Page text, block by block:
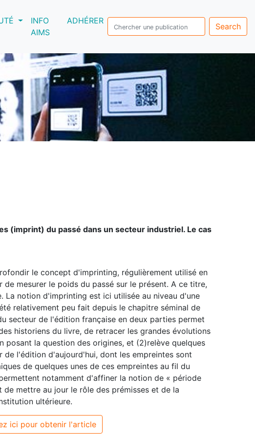
INFO
AIMS
ADHÉRER
Search
(imprint) du passé dans un secteur industriel. Le cas
le concept d'imprinting, régulièrement utilisé en
mesurer le poids du passé sur le présent. A ce titre,
La notion d'imprinting est ici utilisée au niveau d'une
relativement peu fait depuis le chapitre séminal de
secteur de l'édition française en deux parties permet
historiens du livre, de retracer les grandes évolutions
posant la question des origines, et (2)relève quelques
de l'édition d'aujourd'hui, dont les empreintes sont
de quelques unes de ces empreintes au fil du
notamment d'affiner la notion de « période
mettre au jour le rôle des prémisses et de la
ultérieure.
ici pour obtenir l'article